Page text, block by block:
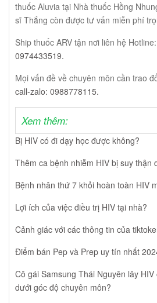
thuốc Aluvia tại Nhà thuốc Hồng
sĩ Thắng còn được tư vấn miễn phí
Ship thuốc ARV tận nơi liên hệ Hotline:
0974433519.
Mọi vấn đề về chuyên môn cần trao
call-zalo: 0988778115.
Xem thêm:
Bị HIV có đi dạy học được không?
Thêm ca bệnh nhiễm HIV bị suy thận
Bệnh nhân thứ 7 khỏi hoàn toàn HIV
Lợi ích của việc điều trị HIV tại nhà?
Cảnh giác với các thông tin của
Điểm bán Pep và Prep uy tín nhất
Cô gái Samsung Thái Nguyên lây
dưới góc độ chuyên môn?